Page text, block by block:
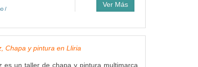
/
Ver Más
Chapa y pintura en Lliria
es un taller de chapa y pintura multimarca